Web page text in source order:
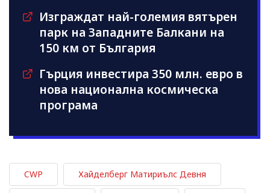
Изграждат най-големия вятърен
парк на Западните Балкани на
150 км от България
Гърция инвестира 350 млн. евро в
нова национална космическа
програма
CWP Хайделберг Матириълс Девня